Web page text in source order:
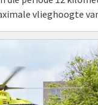
vlieghoogte